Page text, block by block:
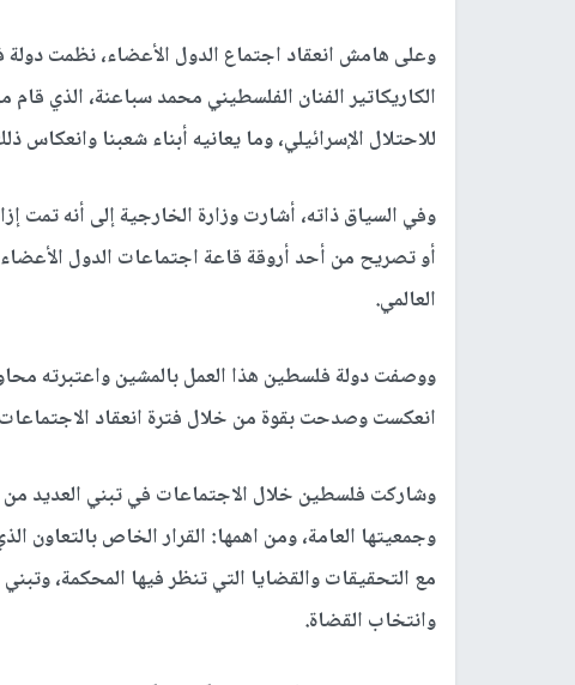
وعلى هامش انعقاد اجتماع الدول الأعضاء، نظمت
الكاريكاتير الفنان الفلسطيني محمد سباعنة، الذي
للاحتلال الإسرائيلي، وما يعانيه أبناء شعبنا
وفي السياق ذاته، أشارت وزارة الخارجية إلى أنه
أو تصريح من أحد أروقة قاعة اجتماعات الدول
العالمي.
ووصفت دولة فلسطين هذا العمل بالمشين واعتبرته
انعكست وصدحت بقوة من خلال فترة انعقاد
وشاركت فلسطين خلال الاجتماعات في تبني العديد من
وجمعيتها العامة، ومن اهمها: القرار الخاص بالتعاون
وانتخاب القضاة.